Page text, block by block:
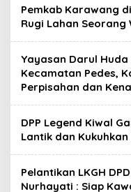
Pemkab Karawang
Rugi Lahan Seorang
Yayasan Darul
Kecamatan Pedes,
Perpisahan dan
DPP Legend Kiwal
Lantik dan Kukuhkan
Pelantikan LKGH
Nurhayati : Siap